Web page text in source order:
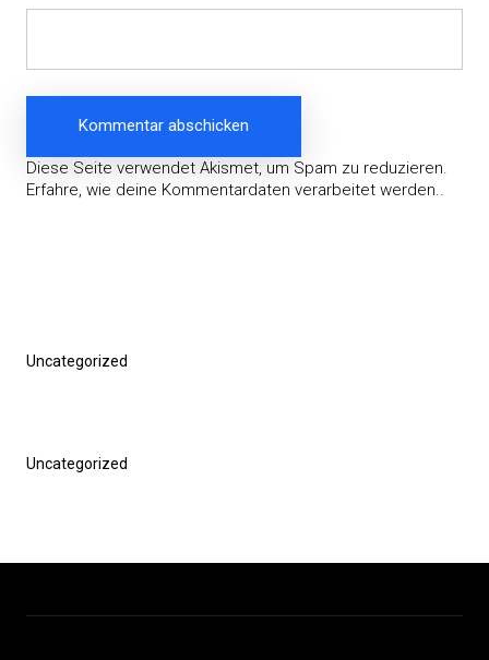
Diese Seite verwendet Akismet, um Spam zu reduzieren.
Erfahre, wie deine Kommentardaten verarbeitet werden..
Vorheriger
Uncategorized
Nächster
Uncategorized